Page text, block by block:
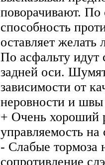
поворачивают.
способность
оставляет желать
По асфальту
задней оси.
зависимости от
неровности и
+ Очень хороший
управляемость на
- Слабые тормоза
сопротивление